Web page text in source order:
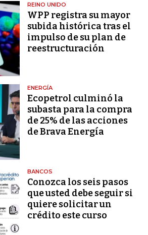
REINO UNIDO
WPP registra su mayor
subida histórica tras el
impulso de su plan de
reestructuración
ENERGÍA
Ecopetrol culminó la
subasta para la compra
de 25% de las acciones
de Brava Energía
BANCOS
Conozca los seis pasos
que usted debe seguir si
quiere solicitar un
crédito este curso